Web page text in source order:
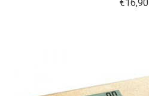
€16,90